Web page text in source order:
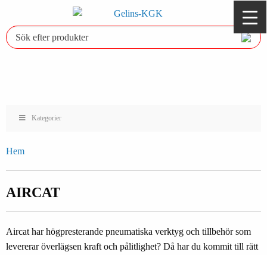
Kategorier
Hem
AIRCAT
Aircat har högpresterande pneumatiska verktyg och tillbehör som
levererar överlägsen kraft och pålitlighet? Då har du kommit till rätt